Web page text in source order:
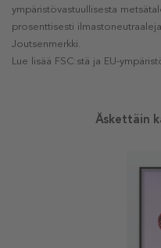
ympäristövastuullisesta
prosenttisesti
Joutsenmerkki.
Lue lisää FSC:stä ja EU-
Äskettäin